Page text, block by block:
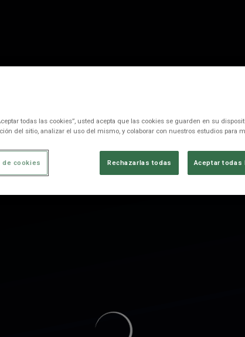
todas las cookies”, usted acepta que las cookies se guarden en su
del sitio, analizar el uso del mismo, y colaborar con nuestros estudios para
Rechazarlas todas Aceptar todas
de cookies